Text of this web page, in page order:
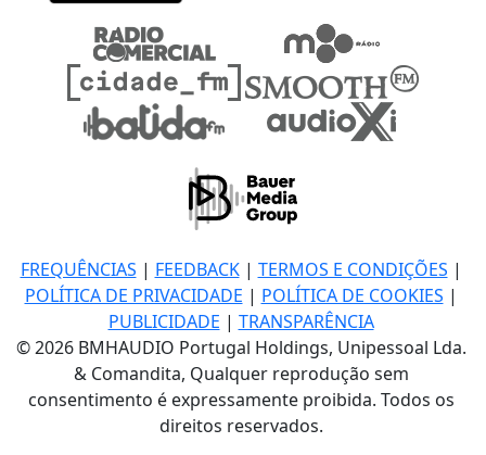
FREQUÊNCIAS | FEEDBACK| TERMOS E CONDIÇÕES |
POLÍTICA DE PRIVACIDADE | POLÍTICA DE COOKIES |
PUBLICIDADE | TRANSPARÊNCIA
© 2026 BMHAUDIO Portugal Holdings, Unipessoal Lda.
& Comandita, Qualquer reprodução sem
consentimento é expressamente proibida. Todos os
direitos reservados.